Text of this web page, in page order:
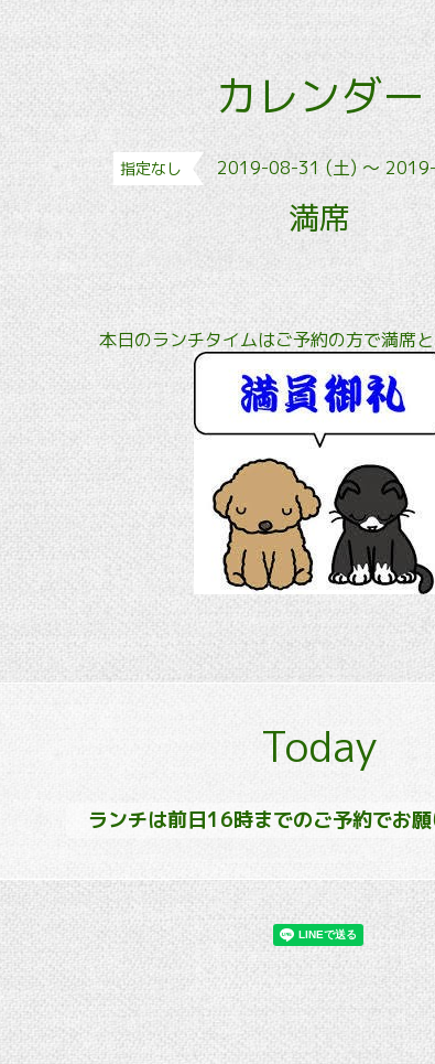
カレンダー
指定なし 2019-08-31 (土) ～
満席
本日のランチタイムはご予約の方で満席
Today
ランチは前日16時までのご予約でお